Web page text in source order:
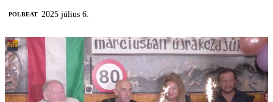
‎POLBEAT 2025 július 6.